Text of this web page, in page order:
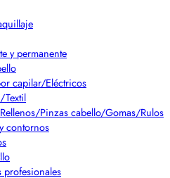
y permanente
capilar/Eléctricos
Pinzas cabello/Gomas/Rulos
contornos
profesionales